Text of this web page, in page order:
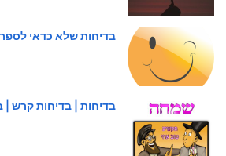
בדיחות שלא כדאי
בדיחות | בדיחות קרש |